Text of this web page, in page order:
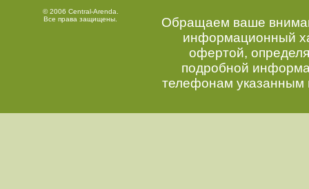
© 2006 Central-Arenda.
Все права защищены.
Обращаем ваше
информационный
офертой,
подробной
телефонам указанным